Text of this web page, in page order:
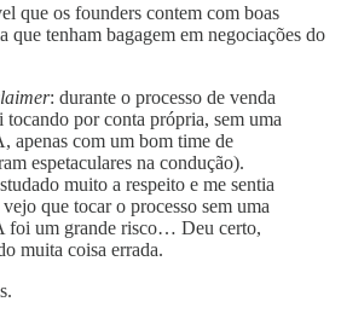
que os founders contem com boas
que tenham bagagem em negociações do
: durante o processo de venda
tocando por conta própria, sem uma
apenas com um bom time de
espetaculares na condução).
muito a respeito e me sentia
que tocar o processo sem uma
foi um grande risco… Deu certo,
muita coisa errada.